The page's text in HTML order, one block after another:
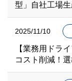
型」自社工場
2025/11/10
【業務用ドラ
コスト削減！